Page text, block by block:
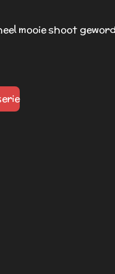
mooie shoot